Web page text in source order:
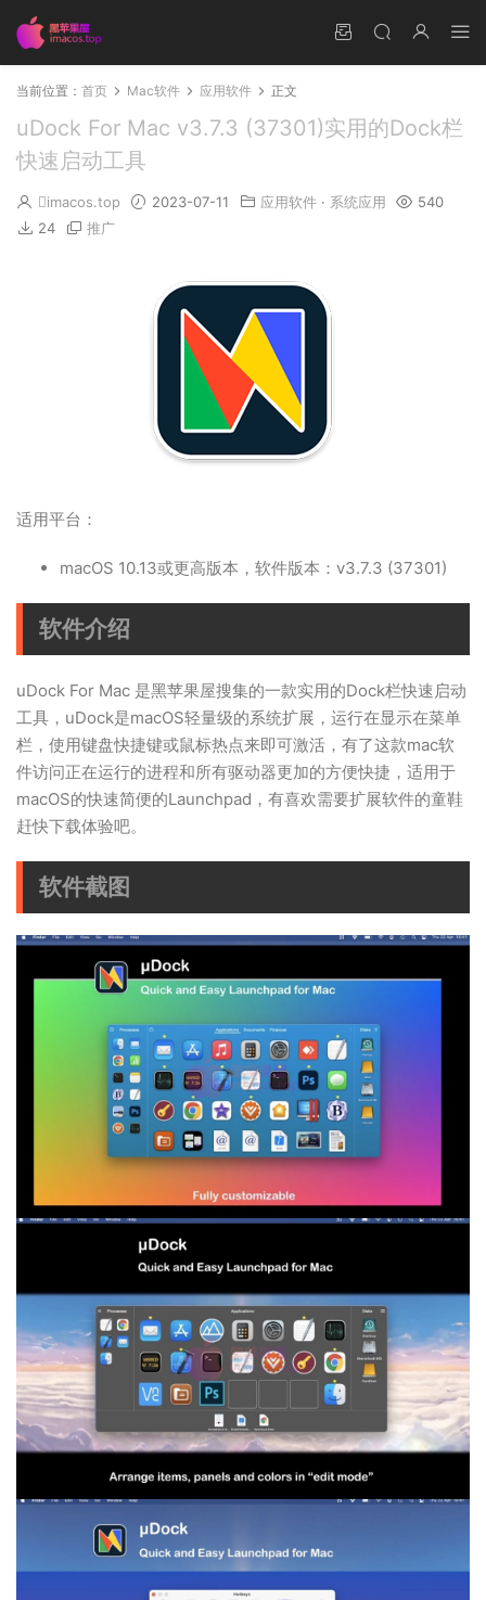
当前位置： 首页 Mac软件 应用软件 正文
uDock For Mac v3.7.3 (37301)实用的Dock栏
快速启动工具
imacos.top 2023-07-11 应用软件 · 系统应用
540
24
推广
适用平台：
macOS 10.13或更高版本，软件版本：v3.7.3 (37301)
软件介绍
uDock For Mac 是黑苹果屋搜集的一款实用的Dock栏快速启动
工具，uDock是macOS轻量级的系统扩展，运行在显示在菜单
栏，使用键盘快捷键或鼠标热点来即可激活，有了这款mac软
件访问正在运行的进程和所有驱动器更加的方便快捷，适用于
macOS的快速简便的Launchpad，有喜欢需要扩展软件的童鞋
赶快下载体验吧。
软件截图